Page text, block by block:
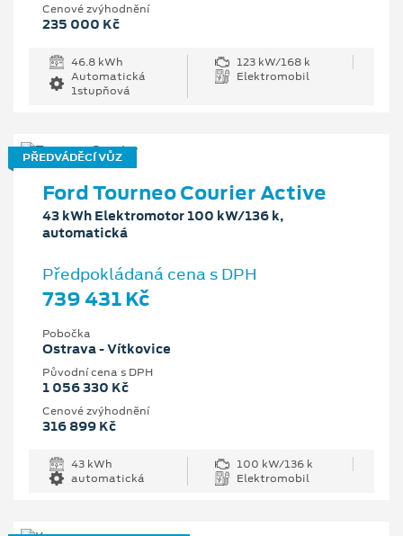
Cenové zvýhodnění
235 000 Kč
46.8 kWh
123 kW/168 k
Automatická
1stupňová
Elektromobil
PŘEDVÁDĚCÍ VŮZ
Ford Tourneo Courier Active
43 kWh Elektromotor 100 kW/136 k,
automatická
Předpokládaná cena s DPH
739 431 Kč
Pobočka
Ostrava - Vítkovice
Původní cena s DPH
1 056 330 Kč
Cenové zvýhodnění
316 899 Kč
43 kWh
100 kW/136 k
automatická
Elektromobil